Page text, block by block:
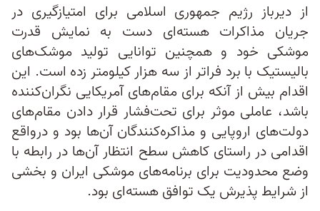
از دیرباز رژیم جمهوری اسلامی برای امتیاز‌گیری در
جریان مذاکرات هسته‌ای دست به نمایش قدرت
موشکی خود و همچنین توانایی تولید موشک‌های
بالیستیک با برد فراتر از سه هزار کیلومتر زده است. این
اقدام بیش از آنکه برای مقام‌های آمریکایی نگران‌کننده
باشد، عاملی موثر برای تحت‌فشار قرار دادن مقام‌های
دولت‌های اروپایی و مذاکره‌کنندگان آن‌ها بود و درواقع
اقدامی در راستای کاهش سطح انتظار آن‌ها در رابطه با
وضع محدودیت برای برنامه‌های موشکی ایران و بخشی
از شرایط پذیرش یک توافق هسته‌ای بود.